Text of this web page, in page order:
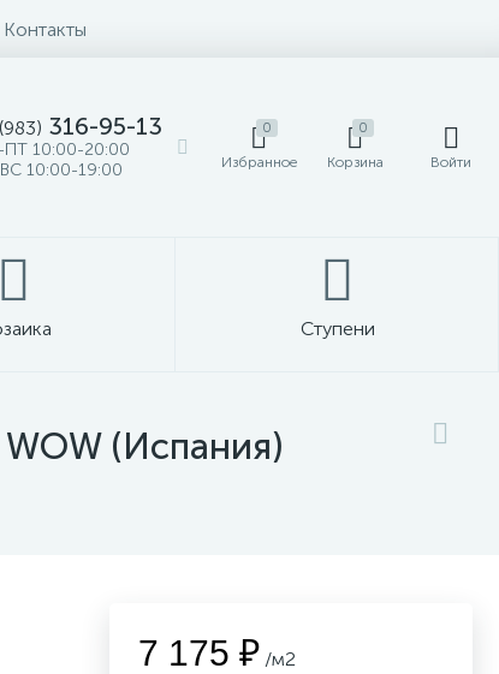
Контакты
316-95-13
10:00-20:00
10:00-19:00
0
Избранное
0
Корзина Войти
Ступени
WOW (Испания)
7 175 ₽ /м2